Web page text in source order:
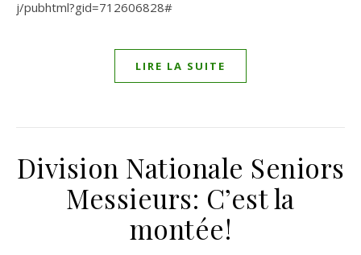
j/pubhtml?gid=712606828#
LIRE LA SUITE
Division Nationale Seniors
Messieurs: C’est la
montée!